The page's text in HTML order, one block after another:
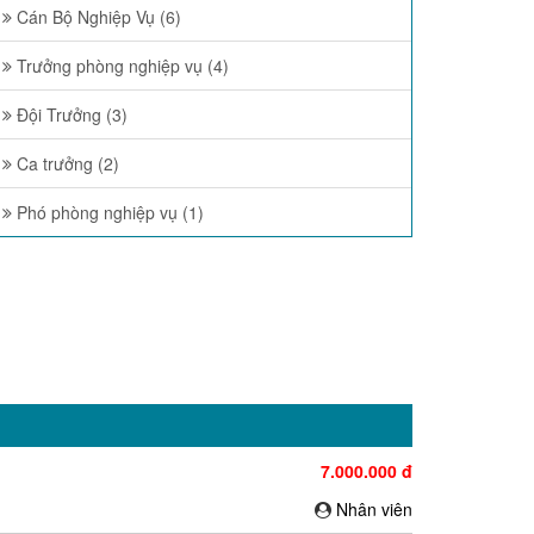
Cán Bộ Nghiệp Vụ (6)
Trưởng phòng nghiệp vụ (4)
Đội Trưởng (3)
Ca trưởng (2)
Phó phòng nghiệp vụ (1)
7.000.000 đ
Nhân viên